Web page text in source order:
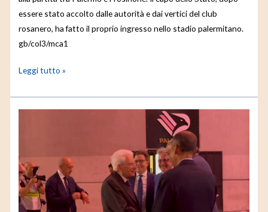
essere stato accolto dalle autorità e dai vertici del club
rosanero, ha fatto il proprio ingresso nello stadio palermitano.
gb/col3/mca1
Leggi tutto »
del
presidente
Mattarella
al